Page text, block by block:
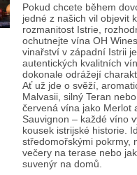
Pokud chcete během
jedné z našich vil objevit
rozmanitost Istrie,
ochutnejte vína OH
vinařství v západní Istrii
autentických kvalitních
dokonale odrážejí
Ať už jde o svěží,
Malvasii, silný Teran
červená vína jako Merlot
Sauvignon – každé víno
kousek istrijské historie.
středomořskými pokrmy,
večery na terase nebo
suvenýr na domů.